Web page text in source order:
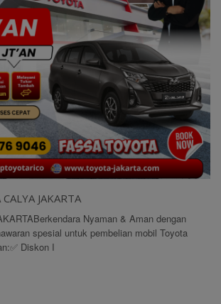
JAKARTA
Nyaman & Aman dengan
spesial untuk pembelian mobil Toyota
Diskon I